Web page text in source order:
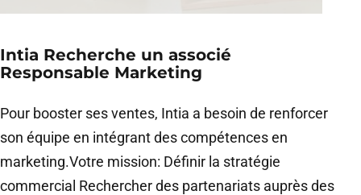
Intia Recherche un associé
Responsable Marketing
Pour booster ses ventes, Intia a besoin de renforcer
son équipe en intégrant des compétences en
marketing.Votre mission: Définir la stratégie
commercial Rechercher des partenariats auprès des